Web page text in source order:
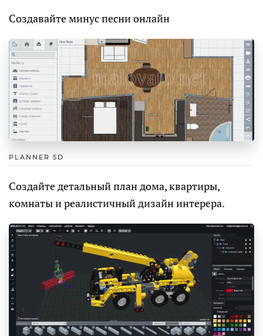
Создавайте минус песни онлайн
PLANNER 5D
Создайте детальный план дома, квартиры,
комнаты и реалистичный дизайн интерера.